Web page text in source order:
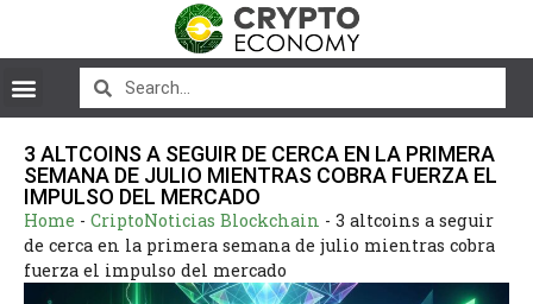
3 ALTCOINS A SEGUIR DE CERCA EN LA PRIMERA
SEMANA DE JULIO MIENTRAS COBRA FUERZA EL
IMPULSO DEL MERCADO
Home - CriptoNoticias Blockchain - 3 altcoins a seguir
de cerca en la primera semana de julio mientras cobra
fuerza el impulso del mercado